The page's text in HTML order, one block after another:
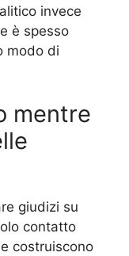
invece
è spesso
modo di
mentre
giudizi su
contatto
costruiscono